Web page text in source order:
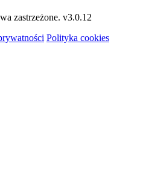
zastrzeżone. v3.0.12
Polityka cookies